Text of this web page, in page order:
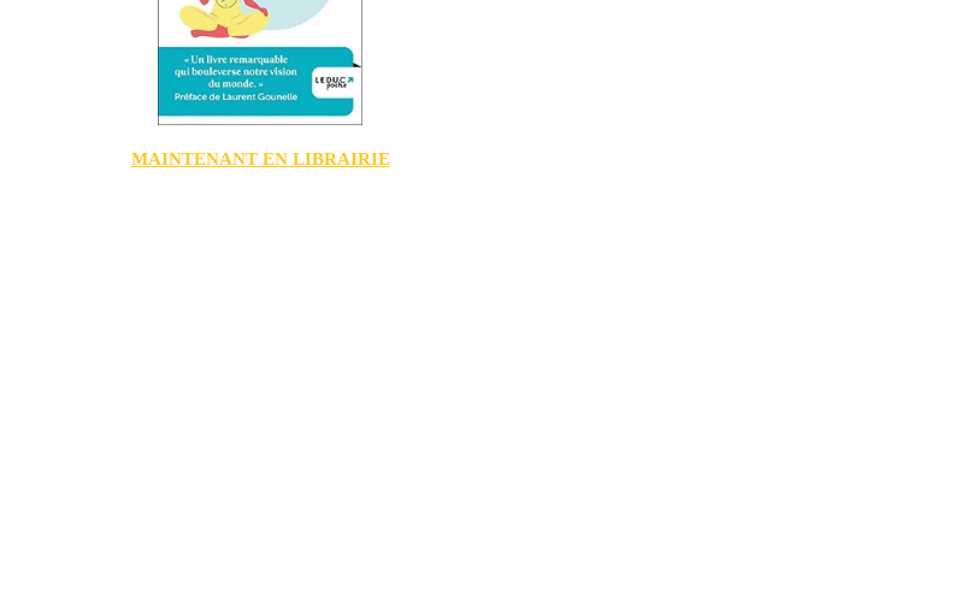
MAINTENANT EN LIBRAIRIE